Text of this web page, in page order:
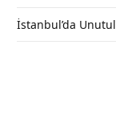
İstanbul’da